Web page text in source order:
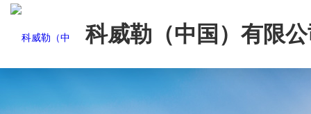
科威勒（中国）有限